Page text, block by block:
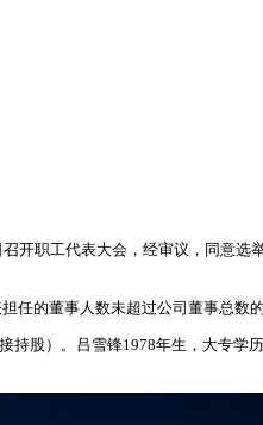
职工代表大会，经审议，同意
的董事人数未超过公司董事总数
股）。吕雪锋1978年生，大专